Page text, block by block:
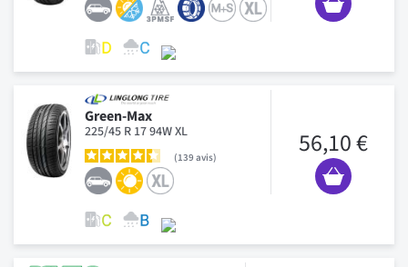
Green-Max
225/45 R 17 94W XL
139 avis 56,10 €